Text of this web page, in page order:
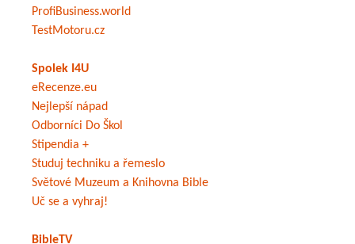
ProfiBusiness.world
TestMotoru.cz
Spolek I4U
eRecenze.eu
Nejlepší nápad
Odborníci Do Škol
Stipendia +
Studuj techniku a řemeslo
Světové Muzeum a Knihovna Bible
Uč se a vyhraj!
BibleTV